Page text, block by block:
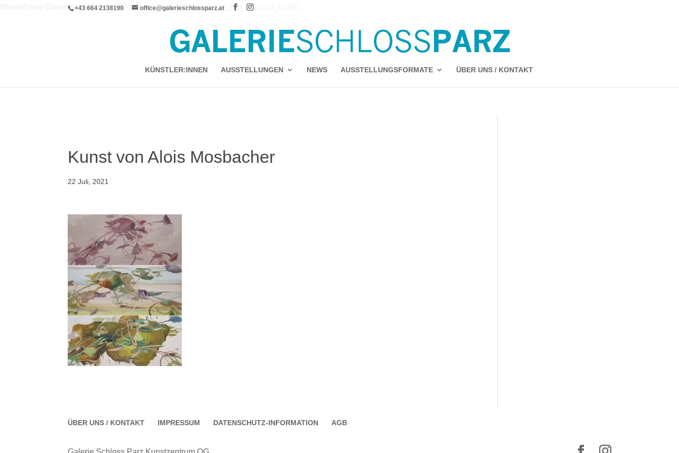
WordPress-Datenbank-Fehler:[Duplicate entry '' for key 'wpie_blc_links.url_hash']
+43 664 2138190 office@galerieschlossparz.at
KÜNSTLER:INNEN AUSSTELLUNGEN NEWS AUSSTELLUNGSFORMATE ÜBER UNS / KONTAKT
Kunst von Alois Mosbacher
22 Juli, 2021
ÜBER UNS / KONTAKT IMPRESSUM DATENSCHUTZ-INFORMATION AGB